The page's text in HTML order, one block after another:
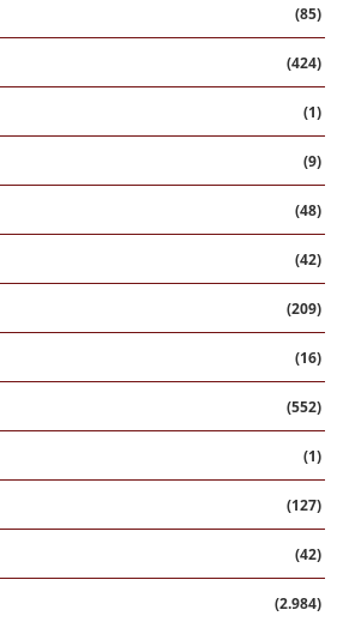
(85)
(424)
(1)
(9)
(48)
(42)
(209)
(16)
(552)
(1)
(127)
(42)
(2.984)